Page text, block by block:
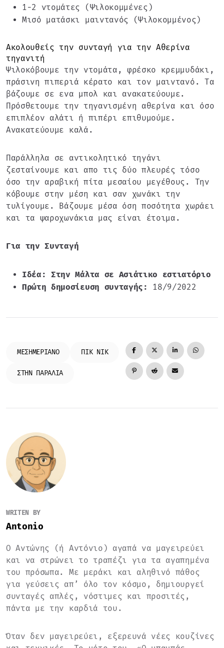
1-2 ντομάτες (Ψιλοκομμένες)
Μισό ματάσκι μαιντανός (Ψιλοκομμένος)
Ακολουθείς την συνταγή για τηνΑθερίνα
τηγανιτή
Ψιλοκόβουμε την ντομάτα, φρέσκο κρεμμυδάκι,
πράσινη πιπεριά κέρατο και τον μαιντανό. Τα
βάζουμε σε ενα μπολ και ανακατεύουμε.
Πρόσθετουμε την τηγανισμένη αθερίνα και όσο
επιπλέον αλάτι ή πιπέρι επιθυμούμε.
Ανακατεύουμε καλά.
Παράλληλα σε αντικολητικό τηγάνι
ζεσταίνουμε και απο τις δύο πλευρές τόσο
όσο την αραβική πίτα μεσαίου μεγέθους. Την
κόβουμε στην μέση και σαν χωνάκι την
τυλίγουμε. Βάζουμε μέσα όση ποσότητα χωράει
και τα ψαροχωνάκια μας είναι έτοιμα.
Για την Συνταγή
Ιδέα: Στην Μάλτα σε Ασιάτικο εστιατόριο
Πρώτη δημοσίευση συνταγής:
18/9/2022
ΜΕΣΗΜΕΡΙΑΝΌ ΠΙΚ ΝΙΚ
ΣΤΗΝ ΠΑΡΑΛΊΑ
WRITEN BY
Antonio
Ο Αντώνης (ή Αντόνιο) αγαπά να μαγειρεύει
και να στρώνει το τραπέζι για τα αγαπημένα
του πρόσωπα. Με μεράκι και αληθινό πάθος
για γεύσεις απ’ όλο τον κόσμο, δημιουργεί
συνταγές απλές, νόστιμες και προσιτές,
πάντα με την καρδιά του.
Όταν δεν μαγειρεύει, εξερευνά νέες κουζίνες